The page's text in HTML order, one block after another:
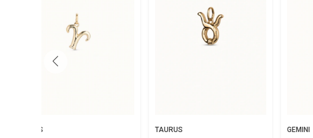
ARIES TAURUS GEMINI